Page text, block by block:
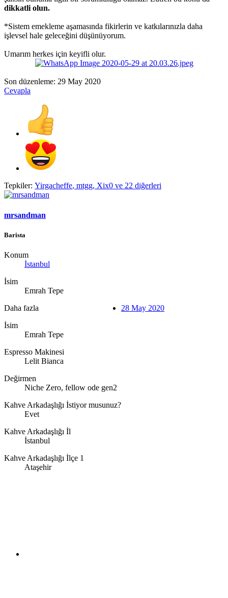
dikkatli olun.
*Sistem emekleme aşamasında fikirlerin ve katkılarınızla daha
işlevsel hale geleceğini düşünüyorum.
Umarım herkes için keyifli olur.
Son düzenleme: 29 May 2020
Cevapla
Tepkiler: Yirgacheffe, mtgg, Xix0 ve 22 diğerleri
mrsandman
Barista
Konum
İstanbul
İsim
Emrah Tepe
Daha fazla
İsim
Emrah Tepe
Espresso Makinesi
Lelit Bianca
Değirmen
Niche Zero, fellow ode gen2
Kahve Arkadaşlığı İstiyor musunuz?
Evet
Kahve Arkadaşlığı İl
İstanbul
Kahve Arkadaşlığı İlçe 1
Ataşehir
28 May 2020